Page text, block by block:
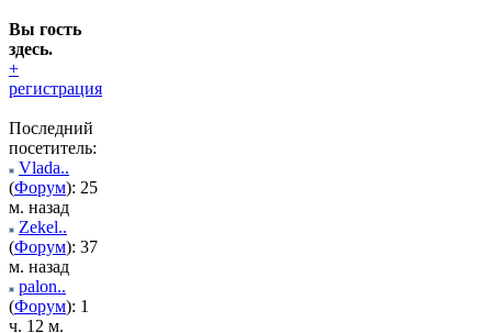
Вы гость
здесь.
+
регистрация
Последний
посетитель:
Vlada..
(Форум): 25
м. назад
Zekel..
(Форум): 37
м. назад
palon..
(Форум): 1
ч. 12 м.